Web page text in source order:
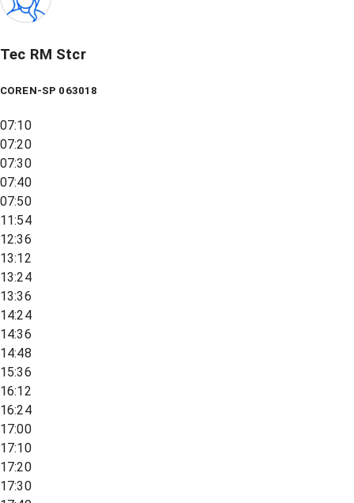
Tec RM Stcr
COREN-SP 063018
07:10
07:20
07:30
07:40
07:50
11:54
12:36
13:12
13:24
13:36
14:24
14:36
14:48
15:36
16:12
16:24
17:00
17:10
17:20
17:30